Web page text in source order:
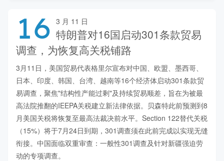
16 3 月 11 日
特朗普对16国启动301条款贸易
调查，为恢复高关税铺路
3月11日，美国贸易代表格里尔宣布对中国、欧盟、墨西哥、
日本、印度、韩国、台湾、越南等16个经济体启动301条款贸
易调查，聚焦"结构性产能过剩"及持续贸易顺差，旨在为被最
高法院推翻的IEEPA关税建立新法律依据。贝森特此前预测到8
月美国关税将恢复至最高法裁决前水平。Section 122替代关税
（15%）将于7月24日到期，301调查须在此前完成以实现无缝
衔接。中国面临双重审查：一般性301调查及针对新疆强迫劳
动的专项调查。